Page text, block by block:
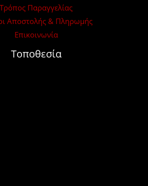
Τρόπος Παραγγελίας
Αποστολής & Πληρωμής
Επικοινωνία
Τοποθεσία